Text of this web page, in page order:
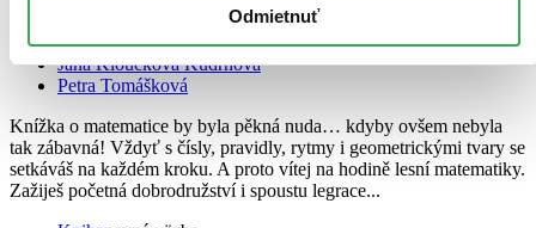
Odmietnuť
Jana Kloučková Kudrnová
Petra Tomášková
Knížka o matematice by byla pěkná nuda… kdyby ovšem nebyla
tak zábavná! Vždyť s čísly, pravidly, rytmy i geometrickými tvary se
setkáváš na každém kroku. A proto vítej na hodině lesní matematiky.
Zažiješ početná dobrodružství i spoustu legrace...